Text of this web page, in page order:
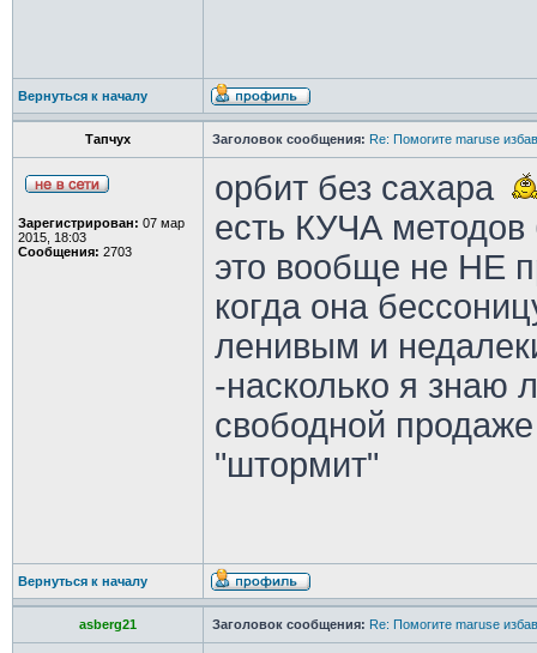
Вернуться к началу
Тапчух Заголовок сообщения: Re: Помогите maruse
Зарегистрирован: 07 мар
2015, 18:03
Сообщения: 2703
орбит без сахара
есть КУЧА методов
это вообще не НЕ
когда она
ленивым и
-насколько я знаю
свободной
"штормит"
Вернуться к началу
asberg21 Заголовок сообщения: Re: Помогите maruse